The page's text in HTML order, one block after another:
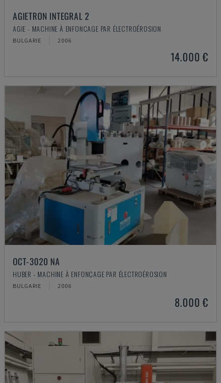
AGIETRON INTEGRAL 2
AGIE - MACHINE À ENFONÇAGE PAR ÉLECTROÉROSION
BULGARIE 2006
14.000 €
OCT-3020 NA
HUBER - MACHINE À ENFONÇAGE PAR ÉLECTROÉROSION
BULGARIE 2006
8.000 €